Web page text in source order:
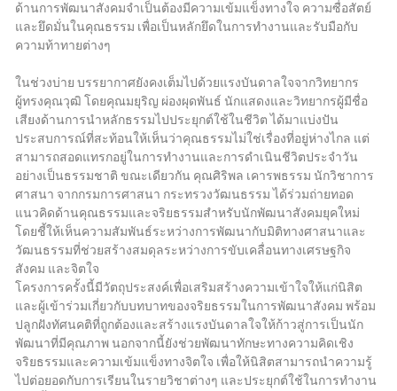
ด้านการพัฒนาสังคมจำเป็นต้องมีความเข้มแข็งทางใจ ความซื่อสัตย์
และยึดมั่นในคุณธรรม เพื่อเป็นหลักยึดในการทำงานและรับมือกับ
ความท้าทายต่างๆ
ในช่วงบ่าย บรรยากาศยังคงเต็มไปด้วยแรงบันดาลใจจากวิทยากร
ผู้ทรงคุณวุฒิ โดยคุณมยุริญ ผ่องผุดพันธ์ นักแสดงและวิทยากรผู้มีชื่อ
เสียงด้านการนำหลักธรรมไปประยุกต์ใช้ในชีวิต ได้มาแบ่งปัน
ประสบการณ์ที่สะท้อนให้เห็นว่าคุณธรรมไม่ใช่เรื่องที่อยู่ห่างไกล แต่
สามารถสอดแทรกอยู่ในการทำงานและการดำเนินชีวิตประจำวัน
อย่างเป็นธรรมชาติ ขณะเดียวกัน คุณศิริพล เคารพธรรม นักวิชาการ
ศาสนา จากกรมการศาสนา กระทรวงวัฒนธรรม ได้ร่วมถ่ายทอด
แนวคิดด้านคุณธรรมและจริยธรรมสำหรับนักพัฒนาสังคมยุคใหม่
โดยชี้ให้เห็นความสัมพันธ์ระหว่างการพัฒนากับมิติทางศาสนาและ
วัฒนธรรมที่ช่วยสร้างสมดุลระหว่างการขับเคลื่อนทางเศรษฐกิจ
สังคม และจิตใจ
โครงการครั้งนี้มีวัตถุประสงค์เพื่อเสริมสร้างความเข้าใจให้แก่นิสิต
และผู้เข้าร่วมเกี่ยวกับบทบาทของจริยธรรมในการพัฒนาสังคม พร้อม
ปลูกฝังทัศนคติที่ถูกต้องและสร้างแรงบันดาลใจให้ก้าวสู่การเป็นนัก
พัฒนาที่มีคุณภาพ นอกจากนี้ยังช่วยพัฒนาทักษะทางความคิดเชิง
จริยธรรมและความเข้มแข็งทางจิตใจ เพื่อให้นิสิตสามารถนำความรู้
ไปต่อยอดกับการเรียนในรายวิชาต่างๆ และประยุกต์ใช้ในการทำงาน